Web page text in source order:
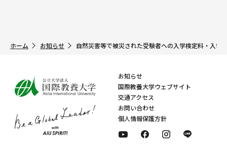
ホーム お知らせ 自然災害等で被災された受験者への入学検定料・入学
お知らせ
国際教養大学ウェブサイト
交通アクセス
お問い合わせ
個人情報保護方針